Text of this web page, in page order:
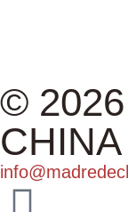
©
CHINA